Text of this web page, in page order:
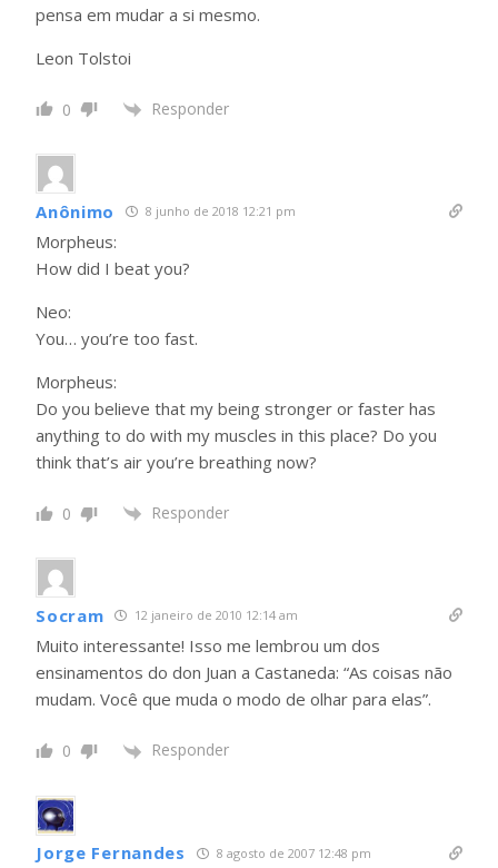
pensa em mudar a si mesmo.
Leon Tolstoi
0 Responder
Anônimo 8 junho de 2018 12:21 pm
Morpheus:
How did I beat you?
Neo:
You… you’re too fast.
Morpheus:
Do you believe that my being stronger or faster has
anything to do with my muscles in this place? Do you
think that’s air you’re breathing now?
0 Responder
Socram 12 janeiro de 2010 12:14 am
Muito interessante! Isso me lembrou um dos
ensinamentos do don Juan a Castaneda: “As coisas não
mudam. Você que muda o modo de olhar para elas”.
0 Responder
Jorge Fernandes 8 agosto de 2007 12:48 pm